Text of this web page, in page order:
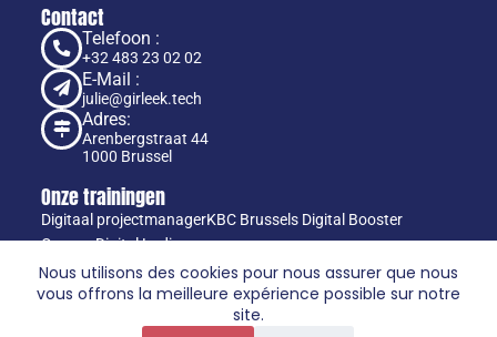
Nous utilisons des cookies pour nous assurer que nous
vous offrons la meilleure expérience possible sur notre
site.
Mijn account
Onze trainingen
Digitaal projectmanagerKBC Brussels Digital Booster
Orange Digital Ladies
Taal
Contact
Telefoon :
+32 483 23 02 02
E-Mail :
julie@girleek.tech
Adres:
Arenbergstraat 44
1000 Brussel